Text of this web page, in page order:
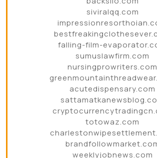
siviralqq.com
falling-film-
sumuslawfirm.com
nursingprowriters.com
acutedispensary.com
totowaz.com
weeklyjobnews.com